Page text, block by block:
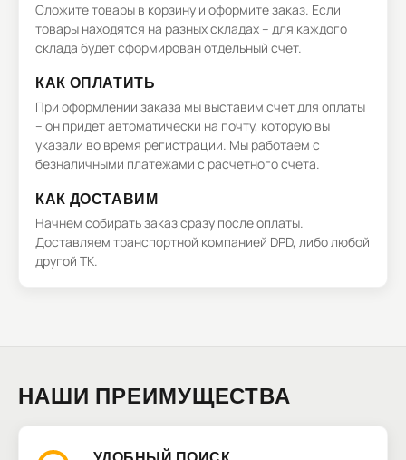
Сложите товары в корзину и оформите заказ. Если
товары находятся на разных складах – для каждого
склада будет сформирован отдельный счет.
КАК ОПЛАТИТЬ
При оформлении заказа мы выставим счет для оплаты
– он придет автоматически на почту, которую вы
указали во время регистрации. Мы работаем с
безналичными платежами с расчетного счета.
КАК ДОСТАВИМ
Начнем собирать заказ сразу после оплаты.
Доставляем транспортной компанией DPD, либо любой
другой ТК.
НАШИ ПРЕИМУЩЕСТВА